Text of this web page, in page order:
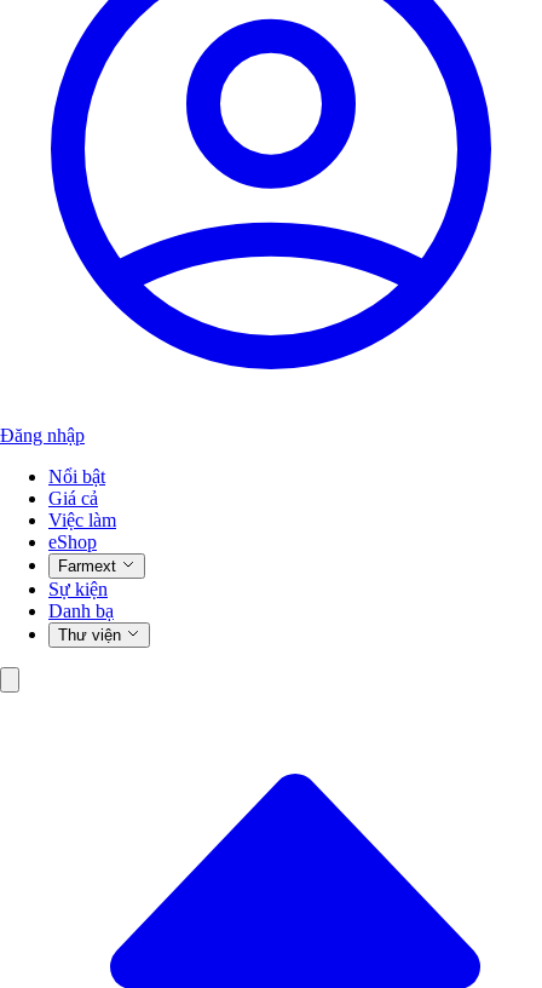
Đăng nhập
Nổi bật
Giá cả
Việc làm
eShop
Farmext
Sự kiện
Danh bạ
Thư viện